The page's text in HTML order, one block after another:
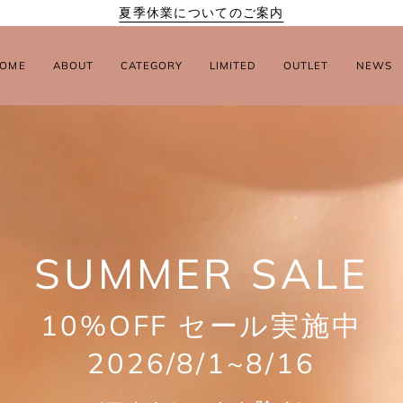
夏季休業についてのご案内
ABOUT CATEGORY LIMITED OUTLET NEWS
SUMMER SALE
10%OFF セール実施中
2026/8/1~8/16
アウトレット
OUTLET
HOOP SERIES
MORE